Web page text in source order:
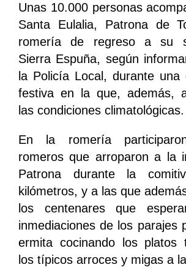
Unas 10.000 personas
Santa Eulalia, Patrona de
romería de regreso a su
Sierra Espuña, según
la Policía Local, durante una
festiva en la que, además,
las condiciones climatológicas.
En la romería
romeros que arroparon a la
Patrona durante la
kilómetros, y a las que
los centenares que
inmediaciones de los parajes
ermita cocinando los platos
los típicos arroces y migas a